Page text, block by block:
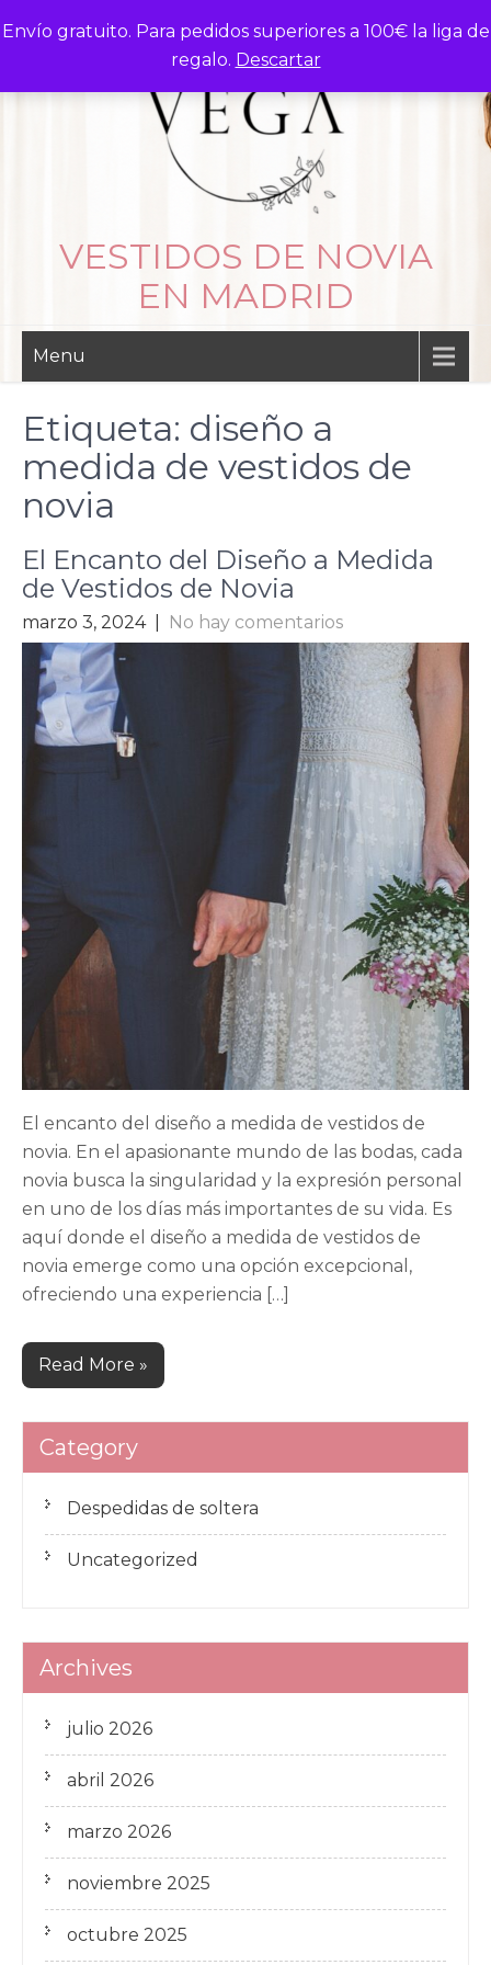
Envío gratuito. Para pedidos superiores a 100€ la liga de
regalo. Descartar
to
VESTIDOS DE NOVIA
EN MADRID
Menu
Etiqueta: diseño a
medida de vestidos de
novia
El Encanto del Diseño a Medida
de Vestidos de Novia
marzo 3, 2024 No hay comentarios
El encanto del diseño a medida de vestidos de
novia. En el apasionante mundo de las bodas, cada
novia busca la singularidad y la expresión personal
en uno de los días más importantes de su vida. Es
aquí donde el diseño a medida de vestidos de
novia emerge como una opción excepcional,
ofreciendo una experiencia […]
Read More »
Category
Despedidas de soltera
Uncategorized
Archives
julio 2026
abril 2026
marzo 2026
noviembre 2025
octubre 2025